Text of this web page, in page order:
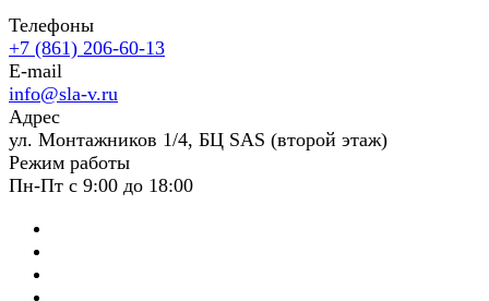
Телефоны
+7 (861) 206-60-13
E-mail
info@sla-v.ru
Адрес
ул. Монтажников 1/4, БЦ SAS (второй этаж)
Режим работы
Пн-Пт с 9:00 до 18:00